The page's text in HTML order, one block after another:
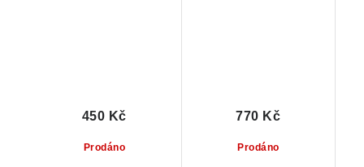
Prodáno
450 Kč
Prodáno
770 Kč